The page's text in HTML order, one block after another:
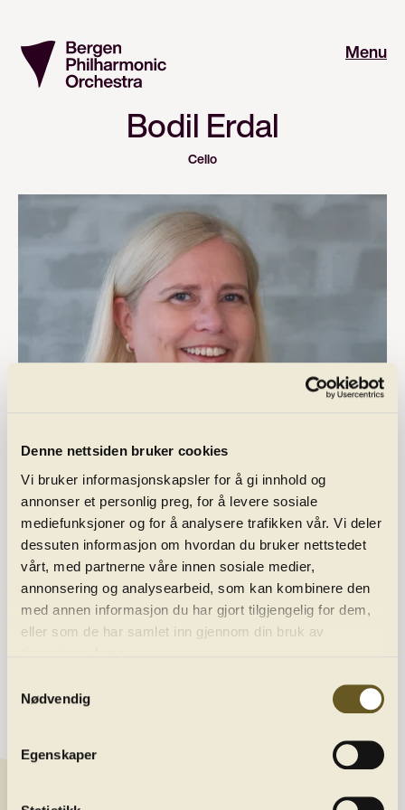
Denne nettsiden bruker cookies
Vi bruker informasjonskapsler for å gi innhold og
annonser et personlig preg, for å levere sosiale
mediefunksjoner og for å analysere trafikken vår. Vi deler
dessuten informasjon om hvordan du bruker nettstedet
vårt, med partnerne våre innen sosiale medier,
annonsering og analysearbeid, som kan kombinere den
med annen informasjon du har gjort tilgjengelig for dem,
eller som de har samlet inn gjennom din bruk av
Nødvendig
Egenskaper
Menu
Bodil Erdal
Cello
Programme
Contact
Newsletter